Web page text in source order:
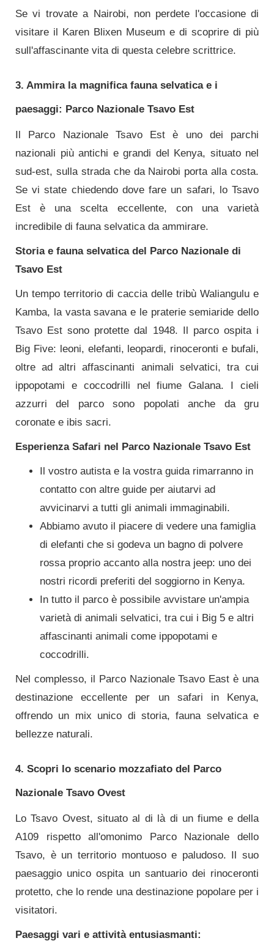
Se vi trovate a Nairobi, non perdete l'occasione di
visitare il Karen Blixen Museum e di scoprire di più
sull'affascinante vita di questa celebre scrittrice.
3. Ammira la magnifica fauna selvatica e i
paesaggi: Parco Nazionale Tsavo Est
Il Parco Nazionale Tsavo Est è uno dei parchi
nazionali più antichi e grandi del Kenya, situato nel
sud-est, sulla strada che da Nairobi porta alla costa.
Se vi state chiedendo dove fare un safari, lo Tsavo
Est è una scelta eccellente, con una varietà
incredibile di fauna selvatica da ammirare.
Storia e fauna selvatica del Parco Nazionale di
Tsavo Est
Un tempo territorio di caccia delle tribù Waliangulu e
Kamba, la vasta savana e le praterie semiaride dello
Tsavo Est sono protette dal 1948. Il parco ospita i
Big Five: leoni, elefanti, leopardi, rinoceronti e bufali,
oltre ad altri affascinanti animali selvatici, tra cui
ippopotami e coccodrilli nel fiume Galana. I cieli
azzurri del parco sono popolati anche da gru
coronate e ibis sacri.
Esperienza Safari nel Parco Nazionale Tsavo Est
Il vostro autista e la vostra guida rimarranno in
contatto con altre guide per aiutarvi ad
avvicinarvi a tutti gli animali immaginabili.
Abbiamo avuto il piacere di vedere una famiglia
di elefanti che si godeva un bagno di polvere
rossa proprio accanto alla nostra jeep: uno dei
nostri ricordi preferiti del soggiorno in Kenya.
In tutto il parco è possibile avvistare un'ampia
varietà di animali selvatici, tra cui i Big 5 e altri
affascinanti animali come ippopotami e
coccodrilli.
Nel complesso, il Parco Nazionale Tsavo East è una
destinazione eccellente per un safari in Kenya,
offrendo un mix unico di storia, fauna selvatica e
bellezze naturali.
4. Scopri lo scenario mozzafiato del Parco
Nazionale Tsavo Ovest
Lo Tsavo Ovest, situato al di là di un fiume e della
A109 rispetto all'omonimo Parco Nazionale dello
Tsavo, è un territorio montuoso e paludoso. Il suo
paesaggio unico ospita un santuario dei rinoceronti
protetto, che lo rende una destinazione popolare per i
visitatori.
Paesaggi vari e attività entusiasmanti: